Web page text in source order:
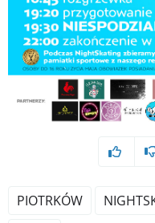
PIOTRKÓW